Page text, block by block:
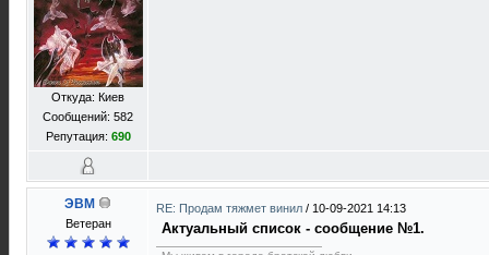
Откуда: Киев
Сообщений: 582
Репутация: 690
ЭВМ
Ветеран
RE: Продам тяжмет винил / 10-09-2021 14:13
Актуальный список - сообщение №1.